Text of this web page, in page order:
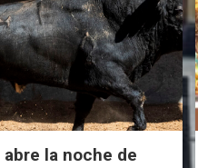
la noche de